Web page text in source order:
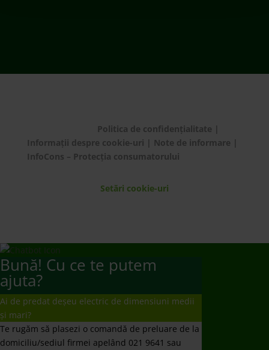
Politica de confidențialitate
Informații despre cookie-uri
Note de informare
InfoCons – Protecția consumatorului
Setări cookie-uri
Bună! Cu ce te putem
ajuta?
Ai de predat deșeu electric de dimensiuni medii
și mari?
Te rugăm să plasezi o comandă de preluare de la
domiciliu/sediul firmei apelând 021 9641 sau